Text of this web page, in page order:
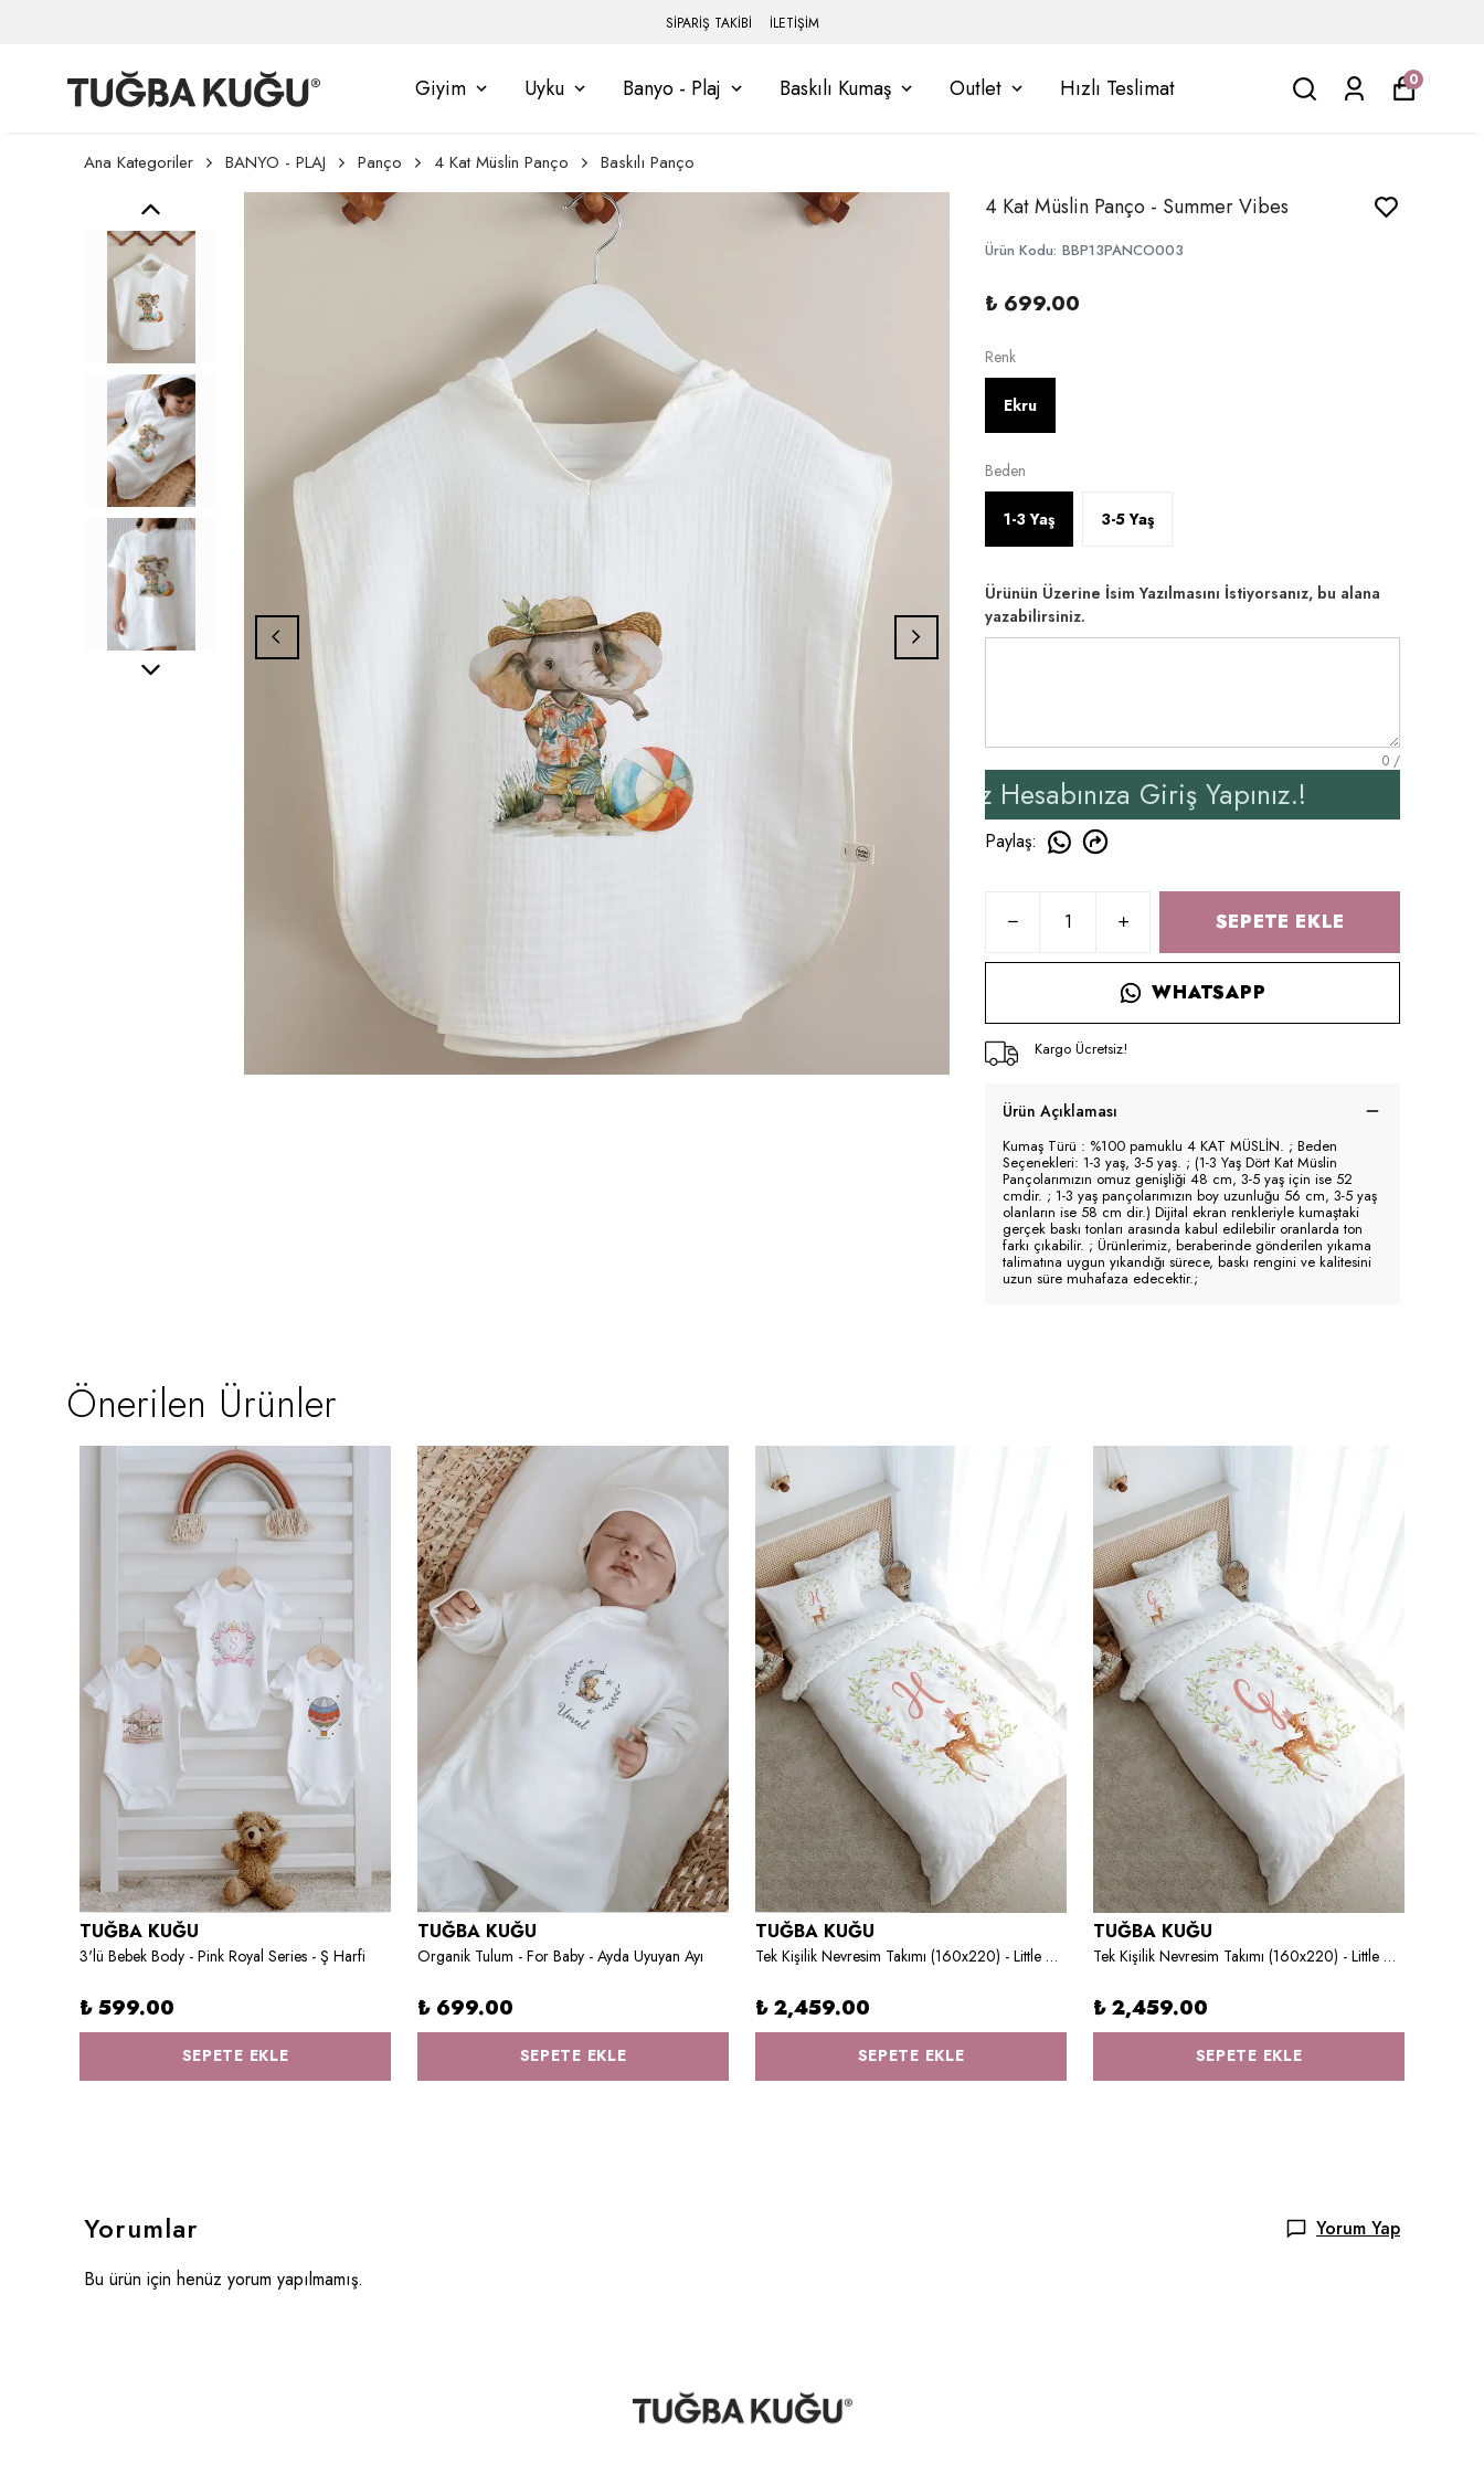
SİPARİŞ TAKİBİ İLETİŞİM
Giyim Uyku Banyo - Plaj Baskılı Kumaş Outlet Hızlı Teslimat 0
Ana Kategoriler BANYO - PLAJ Panço 4 Kat Müslin Panço Baskılı Panço
4 Kat Müslin Panço - Summer Vibes
Ürün Kodu: BBP13PANCO003
₺ 699.00
Renk
Ekru
Beden
1-3 Yaş 3-5 Yaş
Ürünün Üzerine İsim Yazılmasını İstiyorsanız, bu alana
yazabilirsiniz.
0 /
Yararlanmak İçin Üyelik İşleminizi Tamamlayınız, Üye İseniz Hesabınıza Giriş Yapınız.!
Paylaş:
SEPETE EKLE
WHATSAPP
Kargo Ücretsiz!
Ürün Açıklaması
Kumaş Türü : %100 pamuklu 4 KAT MÜSLİN. ; Beden
Seçenekleri: 1-3 yaş, 3-5 yaş. ; (1-3 Yaş Dört Kat Müslin
Pançolarımızın omuz genişliği 48 cm, 3-5 yaş için ise 52
cmdir. ; 1-3 yaş pançolarımızın boy uzunluğu 56 cm, 3-5 yaş
olanların ise 58 cm dir.) Dijital ekran renkleriyle kumaştaki
gerçek baskı tonları arasında kabul edilebilir oranlarda ton
farkı çıkabilir. ; Ürünlerimiz, beraberinde gönderilen yıkama
talimatına uygun yıkandığı sürece, baskı rengini ve kalitesini
uzun süre muhafaza edecektir.;
Önerilen Ürünler
TUĞBA KUĞU
3'lü Bebek Body - Pink Royal Series - Ş Harfi
₺ 599.00
SEPETE EKLE
TUĞBA KUĞU
Organik Tulum - For Baby - Ayda Uyuyan Ayı
₺ 699.00
SEPETE EKLE
TUĞBA KUĞU
Tek Kişilik Nevresim Takımı (160x220) - Little Deer Series - H Harfi
₺ 2,459.00
SEPETE EKLE
TUĞBA KUĞU
Tek Kişilik Nevresim Takımı (160x220) - Little Deer Series - G Harfi
₺ 2,459.00
SEPETE EKLE
Yorumlar
Yorum Yap
Bu ürün için henüz yorum yapılmamış.